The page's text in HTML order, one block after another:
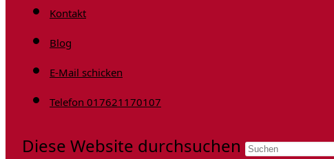
Kontakt
Blog
E-Mail schicken
Telefon 017621170107
Diese Website durchsuchen